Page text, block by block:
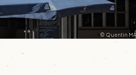
© Quentin